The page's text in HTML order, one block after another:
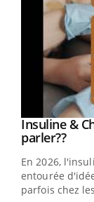
Youtube
Insuline &
parler??
En 2026,
entourée
parfois chez